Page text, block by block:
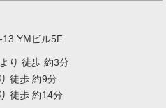
YMビル5F
り 徒歩 約3分
徒歩 約9分
徒歩 約14分